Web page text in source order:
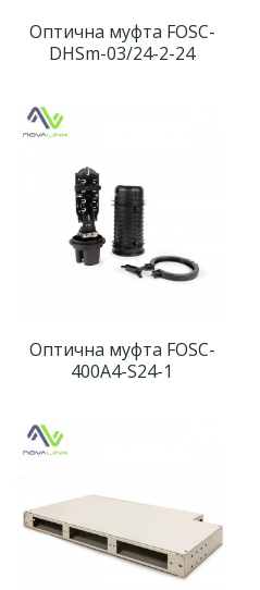
Оптична муфта FOSC-
DHSm-03/24-2-24
Оптична муфта FOSC-
400A4-S24-1